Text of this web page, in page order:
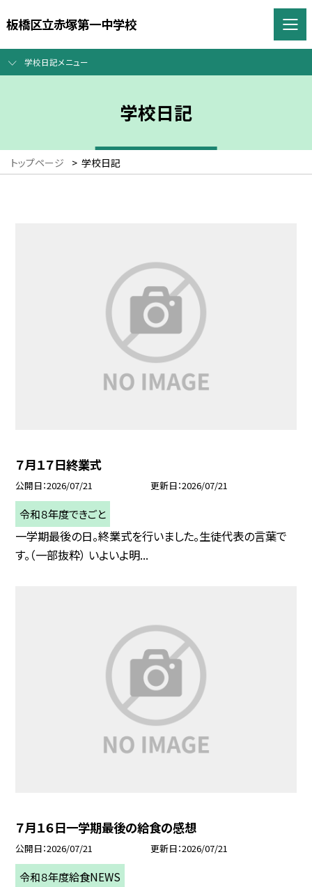
板橋区立赤塚第一中学校
学校日記メニュー
学校日記
トップページ > 学校日記
７月１７日終業式
公開日 2026/07/21 更新日 2026/07/21
令和８年度できごと
一学期最後の日。終業式を行いました。生徒代表の言葉で
す。（一部抜粋） いよいよ明...
７月１６日一学期最後の給食の感想
公開日 2026/07/21 更新日 2026/07/21
令和８年度給食NEWS